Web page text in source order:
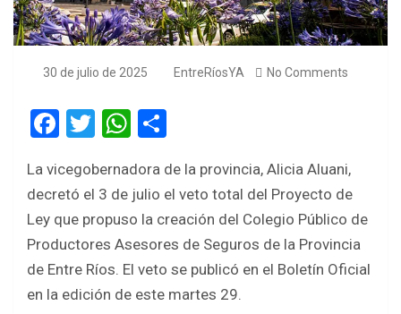
30 de julio de 2025 EntreRíosYA No Comments
F
ce
b
o
o
k
T
tt
er
W
at
s
A
p
p
ar
e
La vicegobernadora de la provincia, Alicia Aluani,
decretó el 3 de julio el veto total del Proyecto de
Ley que propuso la creación del Colegio Público de
Productores Asesores de Seguros de la Provincia
de Entre Ríos. El veto se publicó en el Boletín Oficial
en la edición de este martes 29.